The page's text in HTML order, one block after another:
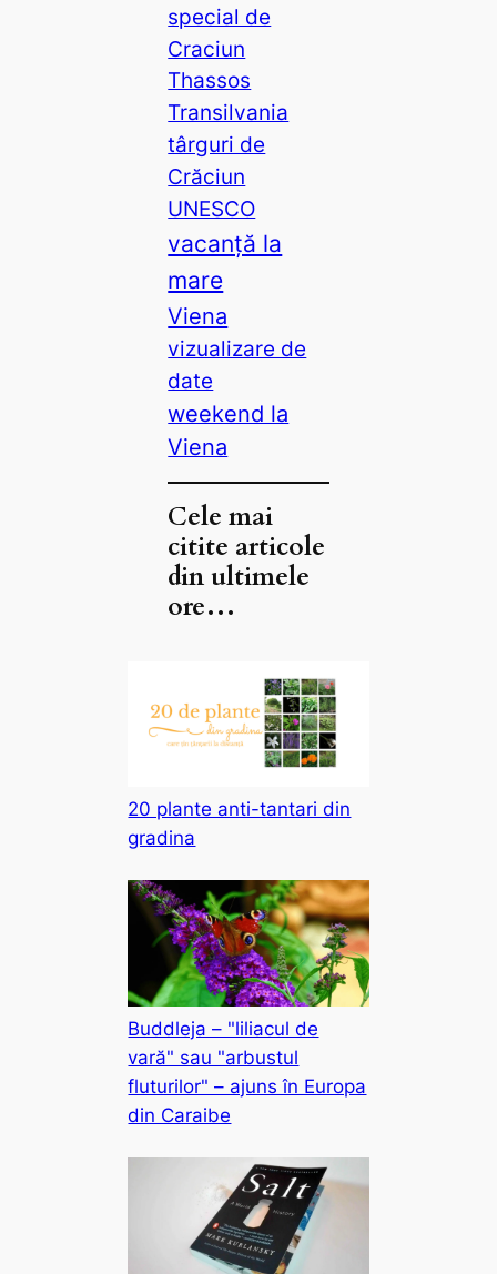
special de
Craciun
Thassos
Transilvania
târguri de
Crăciun
UNESCO
vacanță la
mare
Viena
vizualizare de
date
weekend la
Viena
Cele mai
citite articole
din ultimele
ore…
20 plante anti-tantari din
gradina
Buddleja – "liliacul de
vară" sau "arbustul
fluturilor" – ajuns în Europa
din Caraibe